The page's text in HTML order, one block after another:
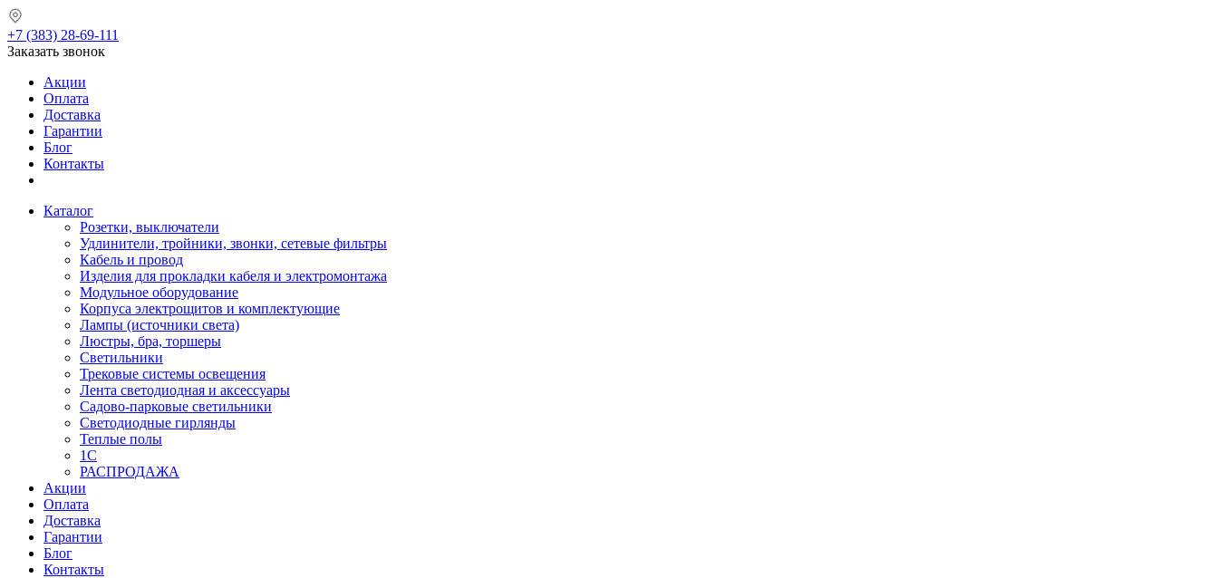
+7 (383) 28-69-111
Заказать звонок
Акции
Оплата
Доставка
Гарантии
Блог
Контакты
Каталог
Розетки, выключатели
Удлинители, тройники, звонки, сетевые фильтры
Кабель и провод
Изделия для прокладки кабеля и электромонтажа
Модульное оборудование
Корпуса электрощитов и комплектующие
Лампы (источники света)
Люстры, бра, торшеры
Светильники
Трековые системы освещения
Лента светодиодная и аксессуары
Садово-парковые светильники
Светодиодные гирлянды
Теплые полы
1С
РАСПРОДАЖА
Акции
Оплата
Доставка
Гарантии
Блог
Контакты